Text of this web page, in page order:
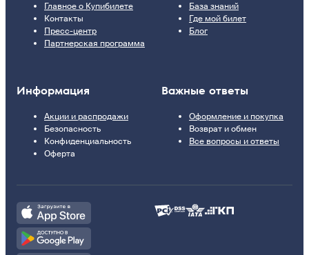
Главное о Купибилете
Контакты
Пресс-центр
Партнерская программа
База знаний
Где мой билет
Блог
Информация
Акции и распродажи
Безопасность
Конфиденциальность
Оферта
Важные ответы
Оформление и покупка
Возврат и обмен
Все вопросы и ответы